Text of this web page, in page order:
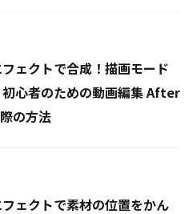
ェクトで合成！描画モード
心者のための動画編集 After
の方法
ェクトで素材の位置をかん